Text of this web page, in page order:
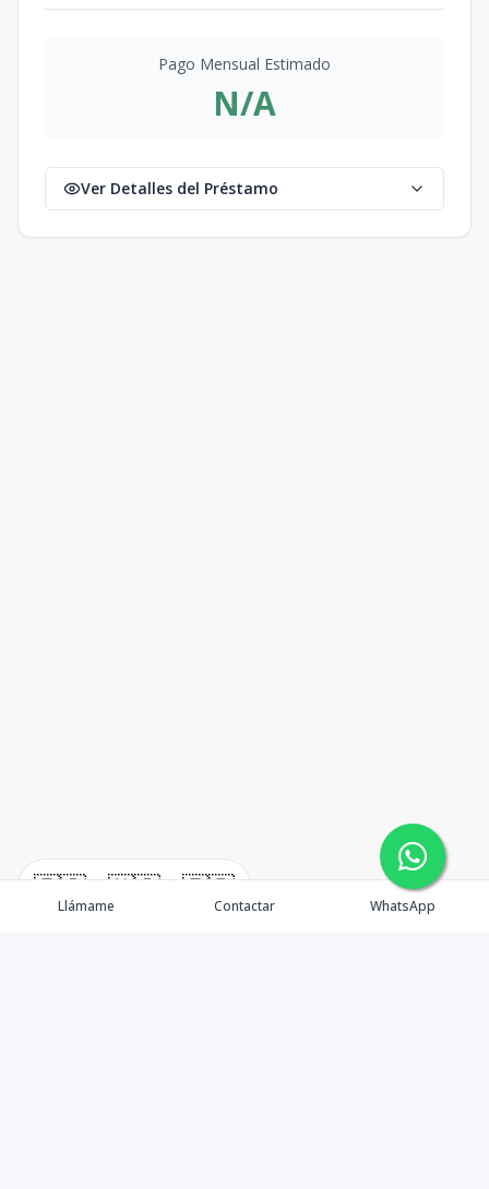
🇪🇸 🇺🇸 🇫🇷
Pago Mensual Estimado
N/A
Ver Detalles del Préstamo
Llámame Contactar WhatsApp